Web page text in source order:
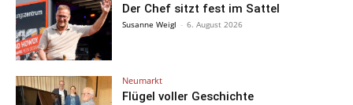
Der Chef sitzt fest im Sattel
Susanne Weigl - 6. August 2026
Neumarkt
Flügel voller Geschichte